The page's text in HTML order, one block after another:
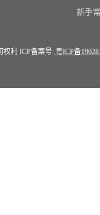
新手
权利 ICP备案号: 粤ICP备